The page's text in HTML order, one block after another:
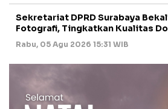
Sekretariat DPRD Surabaya
Fotografi, Tingkatkan Kualitas
Rabu, 05 Agu 2026 15:31 WIB